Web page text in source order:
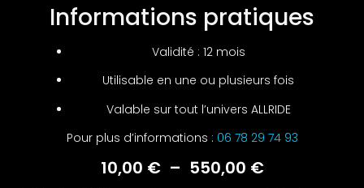
Informations pratiques
Validité : 12 mois
Utilisable en une ou plusieurs fois
Valable sur tout l’univers ALLRIDE
Pour plus d’informations : 06 78 29 74 93
10,00 € – 550,00 €